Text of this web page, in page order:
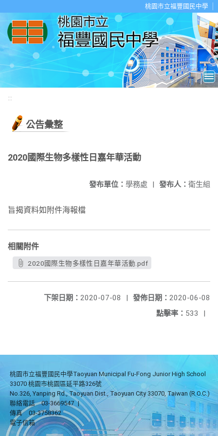
桃園市立福豐國民中學
:::
公告彙整
2020國際生物多樣性日嘉年華活動
發布人： 衛生組
發布單位： 學務處 |
旨揭資料如附件海報檔
相關附件
2020國際生物多樣性日嘉年華活動.pdf
發佈日期： 2020-06-08
下架日期： 2020-07-08
|
點擊率： 533 |
桃園市立福豐國民中學Taoyuan Municipal Fu-Fong Junior High School
33070 桃園市桃園區延平路326號
No.326, Yanping Rd., Taoyuan Dist., Taoyuan City 33070, Taiwan (R.O.C.)
聯絡電話
03-3669547 |
傳真
03-3758362
電子信箱